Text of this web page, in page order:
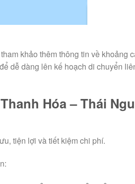
khảo thêm thông tin về khoảng
để dễ dàng lên kế hoạch di chuyển
Hóa – Thái
tiện lợi và tiết kiệm chi phí.